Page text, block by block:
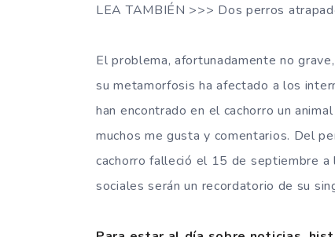
LEA TAMBIÉN >>> Dos perros
El problema, afortunadamente no
su metamorfosis ha afectado a los
han encontrado en el cachorro un
muchos me gusta y comentarios. Del
cachorro falleció el 15 de septiembre
sociales serán un recordatorio de su